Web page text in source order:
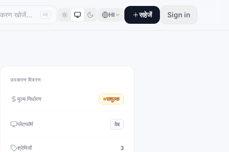
⌘K HI सहेजें Sign in
उपकरण विवरण
मूल्य निर्धारण सशुल्क
प्लेटफॉर्म वेब
श्रेणियाँ 3